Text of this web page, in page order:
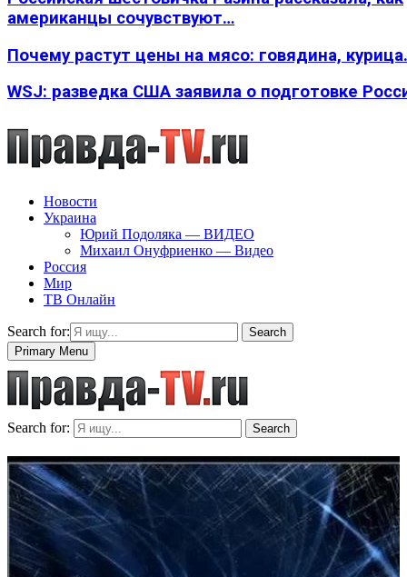
американцы сочувствуют…
Почему растут цены на мясо: говядина,
WSJ: разведка США заявила о подготовке
Новости
Украина
Юрий Подоляка — ВИДЕО
Михаил Онуфриенко — Видео
Россия
Мир
ТВ Онлайн
Search for:
Search
Primary Menu
Search for: Search